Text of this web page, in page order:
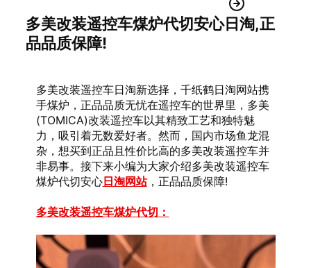
多美改装遥控车煤炉代切安心日淘,正
品品质保障!
多美改装遥控车日淘新选择，千纸鹤日淘网站携
手煤炉，正品品质无忧在遥控车的世界里，多美
(TOMICA)改装遥控车以其精致工艺和独特魅
力，吸引着无数爱好者。然而，国内市场鱼龙混
杂，想买到正品且性价比高的多美改装遥控车并
非易事。接下来小编为大家介绍多美改装遥控车
煤炉代切安心日淘网站，正品品质保障!
多美改装遥控车煤炉代切：